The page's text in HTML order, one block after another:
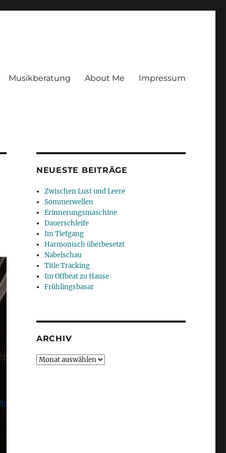
Musikberatung About Me Impressum
NEUESTE BEITRÄGE
Zwischen Lust und Leere
Sommerwellen
Erinnerungsmaschine
Dauerschleife
Im Tiefgang
Harmonisch überbesetzt
Nabelschau
Title Tracking
Im Offbeat zu Hause
Frühlingsbasar
ARCHIV
Archiv